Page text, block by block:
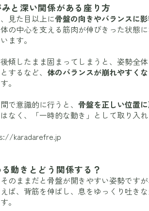
と深い関係がある座り方
見た目以上に骨盤の向きやバランスに
の中心を支える筋肉が伸びきった状態
ます。
傾したまま固まってしまうと、姿勢全
するなど、 体のバランスが崩れやすく
。
で意識的に行うと、 骨盤を正しい位置
なく、「一時的な動き」として取り入れ
karadarefre.jp
動きとどう関係する？
のままだと骨盤が開きやすい姿勢ですが
ば、背筋を伸ばし、息をゆっくり吐き
。